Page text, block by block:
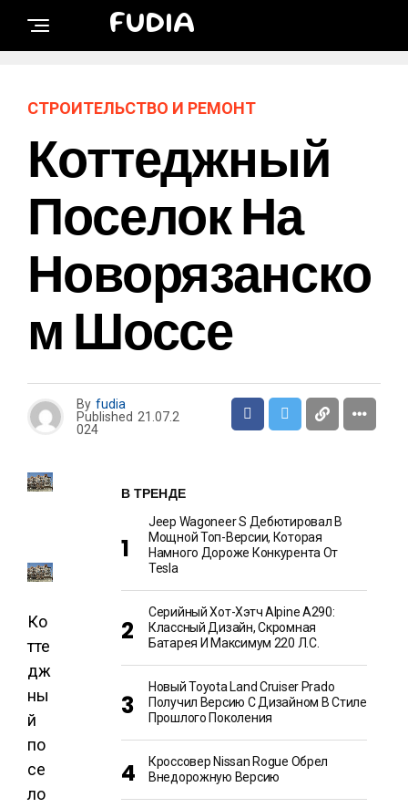
FUDIA
СТРОИТЕЛЬСТВО И РЕМОНТ
Коттеджный
Поселок На
Новорязанско
М Шоссе
By fudia
Published 21.07.2
024
Ко
тте
дж
ны
й
по
се
ло
В ТРЕНДЕ
Jeep Wagoneer S Дебютировал В
Мощной Топ-Версии, Которая
Намного Дороже Конкурента От
Tesla
Серийный Хот-Хэтч Alpine A290:
Классный Дизайн, Скромная
Батарея И Максимум 220 Л.с.
Новый Toyota Land Cruiser Prado
Получил Версию С Дизайном В Стиле
Прошлого Поколения
Кроссовер Nissan Rogue Обрел
Внедорожную Версию